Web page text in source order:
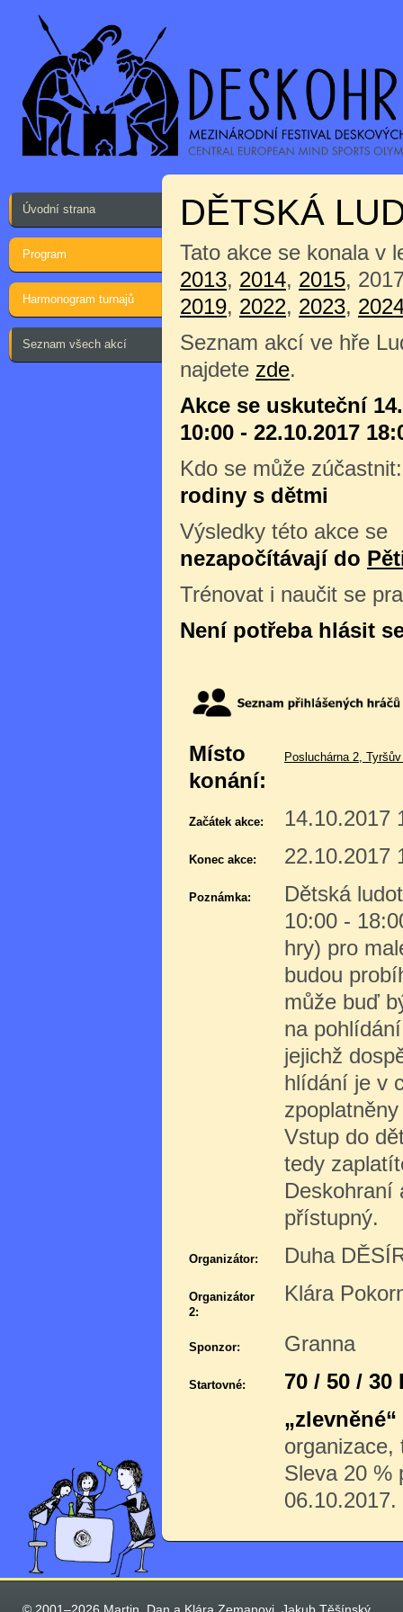
Úvodní strana
Program
Harmonogram turnajů
Seznam všech akcí
DĚTSKÁ
Tato akce se konala v
2013, 2014, 2015,
2019, 2022, 2023,
Seznam akcí ve hře
najdete zde.
Akce se uskuteční
10:00 - 22.10.2017
Kdo se může
rodiny s dětmi
Výsledky této akce se
nezapočítávají do
Trénovat i naučit se
Není potřeba hlásit
Místo
konání:
Posluchárna 2,
Začátek akce: 14.10.2017
Konec akce: 22.10.2017
Poznámka:
Dětská
10:00 -
hry) pro
budou
může buď
na
jejichž
hlídání je v
Vstup do
tedy
Deskohraní
přístupný.
Organizátor: Duha
Organizátor
2:
Klára
Sponzor: Granna
Startovné:
70 / 50 / 30
„zlevněné“
organizace,
Sleva 20 %
06.10.2017.